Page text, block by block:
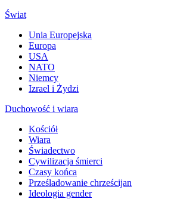
Świat
Unia Europejska
Europa
USA
NATO
Niemcy
Izrael i Żydzi
Duchowość i wiara
Kościół
Wiara
Świadectwo
Cywilizacja śmierci
Czasy końca
Prześladowanie chrześcijan
Ideologia gender